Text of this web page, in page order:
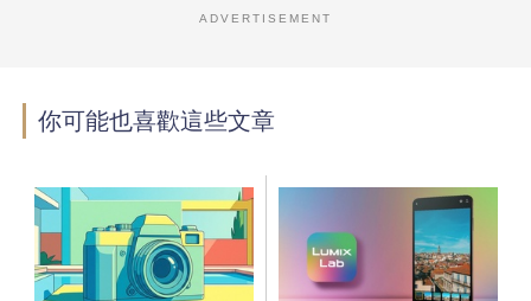
ADVERTISEMENT
你可能也喜歡這些文章